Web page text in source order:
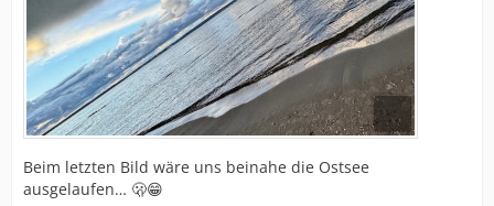
Beim letzten Bild wäre uns beinahe die Ostsee
ausgelaufen… 🫢😁